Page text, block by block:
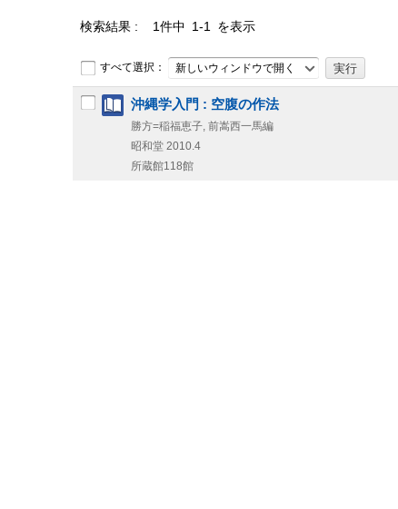
検索結果 1件中 1-1 を表示
すべて選択： 新しいウィンドウで開く
沖縄学入門 : 空腹の作法
勝方=稲福恵子, 前嵩西一馬編
昭和堂 2010.4
所蔵館118館